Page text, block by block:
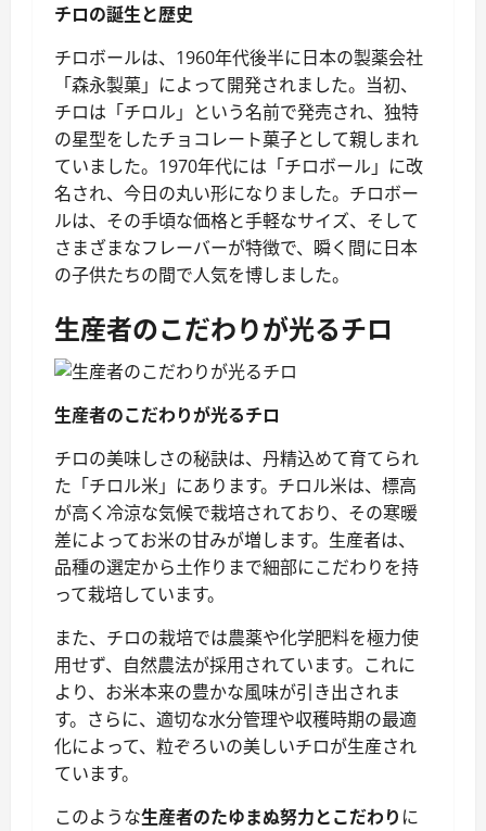
チロの誕生と歴史
チロボールは、1960年代後半に日本の製薬会社
「森永製菓」によって開発されました。当初、
チロは「チロル」という名前で発売され、独特
の星型をしたチョコレート菓子として親しまれ
ていました。1970年代には「チロボール」に改
名され、今日の丸い形になりました。チロボー
ルは、その手頃な価格と手軽なサイズ、そして
さまざまなフレーバーが特徴で、瞬く間に日本
の子供たちの間で人気を博しました。
生産者のこだわりが光るチロ
生産者のこだわりが光るチロ
チロの美味しさの秘訣は、丹精込めて育てられ
た「チロル米」にあります。チロル米は、標高
が高く冷涼な気候で栽培されており、その寒暖
差によってお米の甘みが増します。生産者は、
品種の選定から土作りまで細部にこだわりを持
って栽培しています。
また、チロの栽培では農薬や化学肥料を極力使
用せず、自然農法が採用されています。これに
より、お米本来の豊かな風味が引き出されま
す。さらに、適切な水分管理や収穫時期の最適
化によって、粒ぞろいの美しいチロが生産され
ています。
このような生産者のたゆまぬ努力とこだわり に